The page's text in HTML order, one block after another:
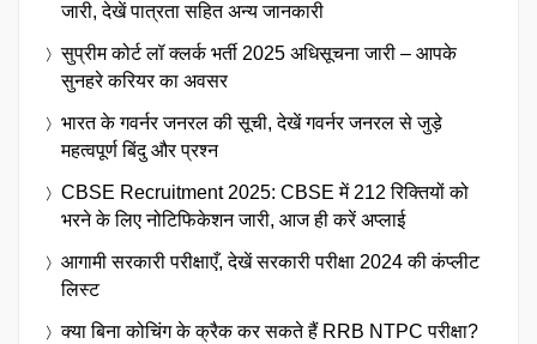
जारी, देखें पात्रता सहित अन्य जानकारी
सुप्रीम कोर्ट लॉ क्लर्क भर्ती 2025 अधिसूचना जारी – आपके
सुनहरे करियर का अवसर
भारत के गवर्नर जनरल की सूची, देखें गवर्नर जनरल से जुड़े
महत्वपूर्ण बिंदु और प्रश्न
CBSE Recruitment 2025: CBSE में 212 रिक्तियों को
भरने के लिए नोटिफिकेशन जारी, आज ही करें अप्लाई
आगामी सरकारी परीक्षाएँ, देखें सरकारी परीक्षा 2024 की कंप्लीट
लिस्ट
क्या बिना कोचिंग के क्रैक कर सकते हैं RRB NTPC परीक्षा?